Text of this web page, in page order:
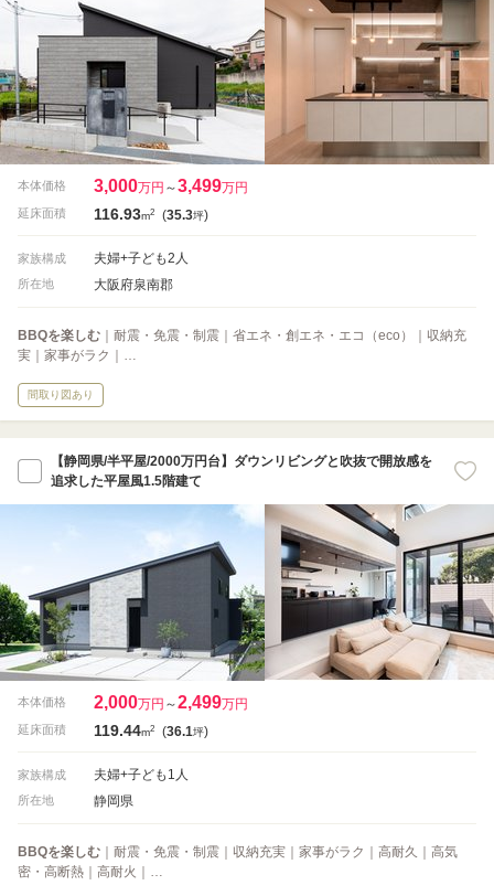
本体価格 3,000万円 ～3,499万円
延床面積 116.93m2 (35.3坪)
家族構成 夫婦+子ども2人
所在地 大阪府泉南郡
BBQを楽しむ ｜耐震・免震・制震｜省エネ・創エネ・エコ（eco）｜収納充
実｜家事がラク｜…
間取り図あり
【静岡県/半平屋/2000万円台】ダウンリビングと吹抜で開放感を
追求した平屋風1.5階建て
本体価格 2,000万円 ～2,499万円
延床面積 119.44m2 (36.1坪)
家族構成 夫婦+子ども1人
所在地 静岡県
BBQを楽しむ ｜耐震・免震・制震｜収納充実｜家事がラク｜高耐久｜高気
密・高断熱｜高耐火｜…